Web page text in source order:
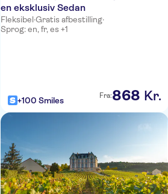
en eksklusiv Sedan
Fleksibel·Gratis afbestilling·
Sprog: en, fr, es +1
+100 Smiles Fra:868 Kr.